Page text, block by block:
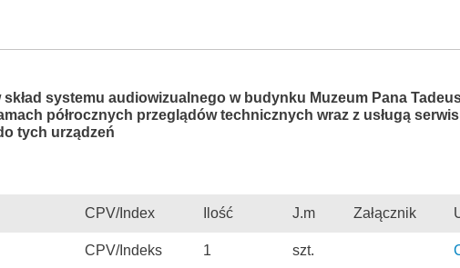
systemu audiowizualnego w budynku Muzeum Pana
półrocznych przeglądów technicznych wraz z usługą
tych urządzeń
CPV/Index Ilość J.m Załącznik
CPV/Indeks 1 szt.